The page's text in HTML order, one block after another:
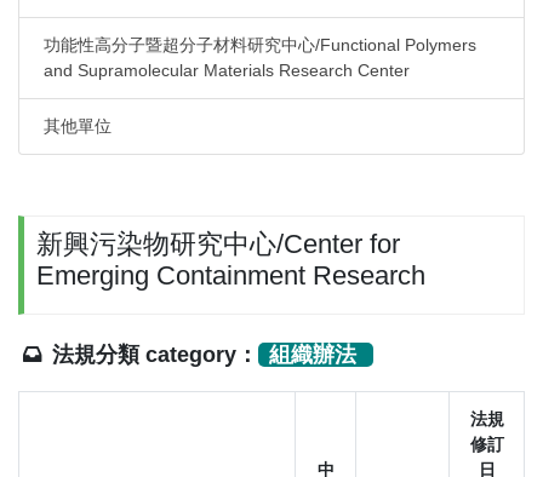
功能性高分子暨超分子材料研究中心/Functional Polymers
and Supramolecular Materials Research Center
其他單位
新興污染物研究中心/Center for
Emerging Containment Research
法規分類 category： 組織辦法
中
法規
修訂
日